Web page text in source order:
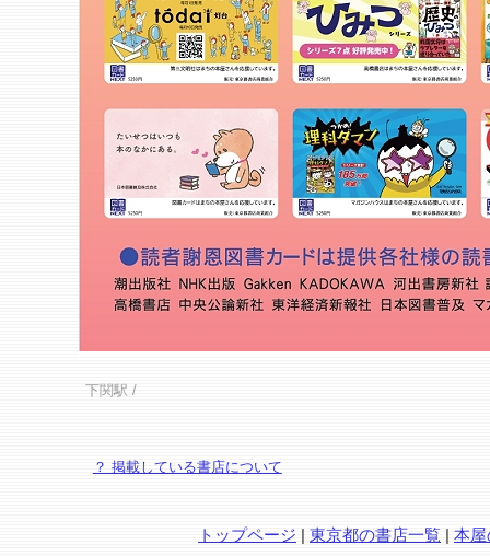
下関駅 /
？ 掲載している書店について
トップページ | 東京都の書店一覧 | 本